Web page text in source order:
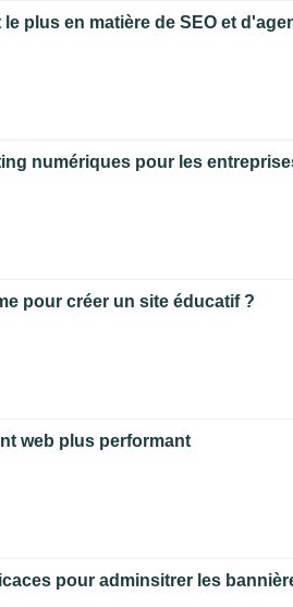
plus en matière de SEO et
numériques pour les
pour créer un site éducatif ?
web plus performant
pour adminsitrer les